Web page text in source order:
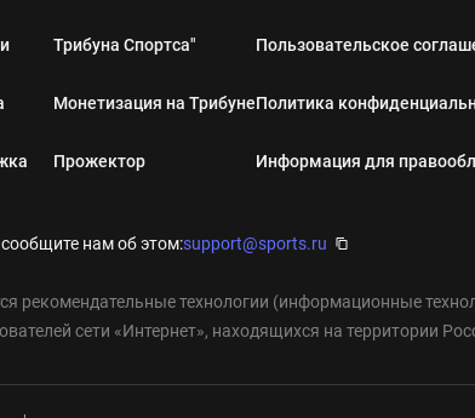
Трибуна Спортса"
Монетизация на Трибуне
Прожектор
Пользовательское
Политика
Информация для
нам об этом:support@sports.ru
рекомендательные технологии (информационные
сети «Интернет», находящихся на территории